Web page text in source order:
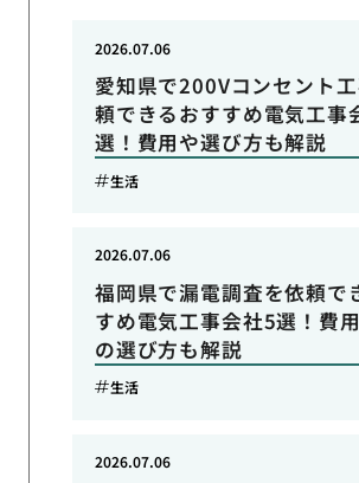
愛知県で200Vコンセント
頼できるおすすめ電気工事
選！費用や選び方も解説
2026.07.06
生活
福岡県で漏電調査を依頼で
すめ電気工事会社5選！費
の選び方も解説
2026.07.06
生活
2026.07.06